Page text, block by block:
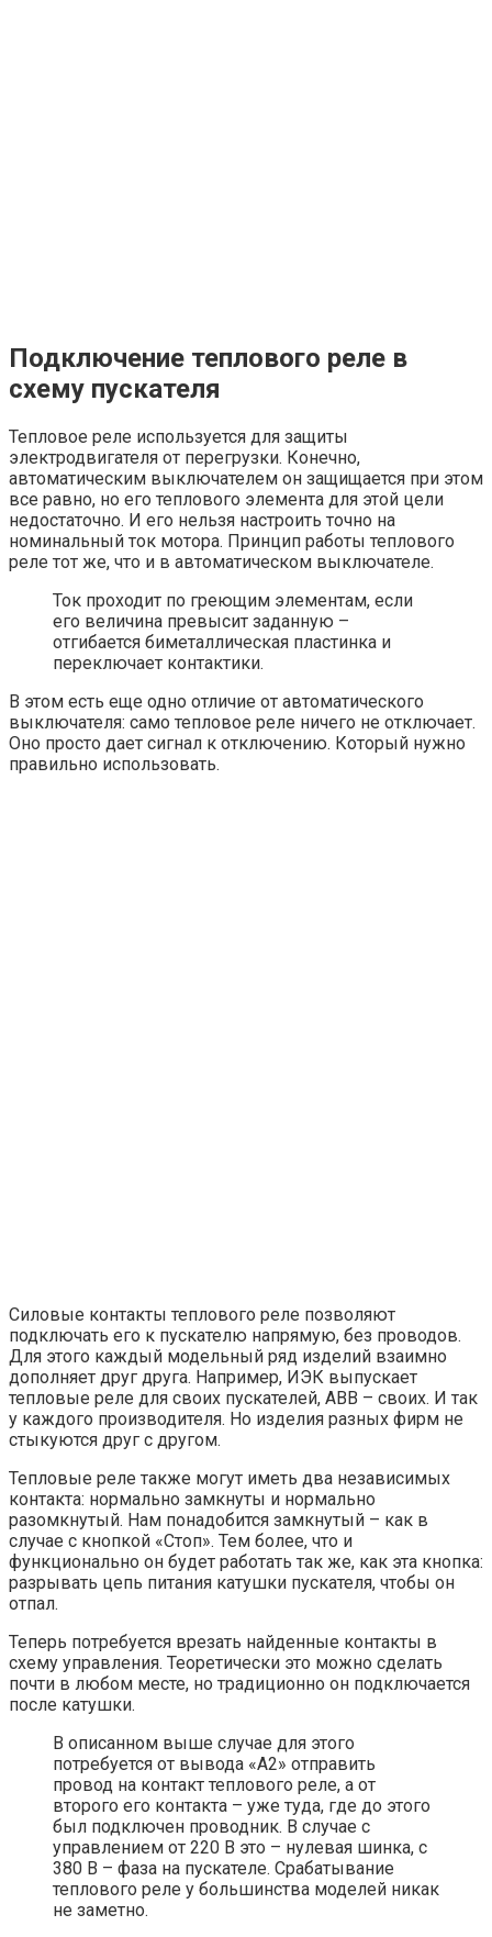
Подключение теплового реле в
схему пускателя
Тепловое реле используется для защиты
электродвигателя от перегрузки. Конечно,
автоматическим выключателем он защищается при этом
все равно, но его теплового элемента для этой цели
недостаточно. И его нельзя настроить точно на
номинальный ток мотора. Принцип работы теплового
реле тот же, что и в автоматическом выключателе.
Ток проходит по греющим элементам, если
его величина превысит заданную –
отгибается биметаллическая пластинка и
переключает контактики.
В этом есть еще одно отличие от автоматического
выключателя: само тепловое реле ничего не отключает.
Оно просто дает сигнал к отключению. Который нужно
правильно использовать.
Силовые контакты теплового реле позволяют
подключать его к пускателю напрямую, без проводов.
Для этого каждый модельный ряд изделий взаимно
дополняет друг друга. Например, ИЭК выпускает
тепловые реле для своих пускателей, АВВ – своих. И так
у каждого производителя. Но изделия разных фирм не
стыкуются друг с другом.
Тепловые реле также могут иметь два независимых
контакта: нормально замкнуты и нормально
разомкнутый. Нам понадобится замкнутый – как в
случае с кнопкой «Стоп». Тем более, что и
функционально он будет работать так же, как эта кнопка:
разрывать цепь питания катушки пускателя, чтобы он
отпал.
Теперь потребуется врезать найденные контакты в
схему управления. Теоретически это можно сделать
почти в любом месте, но традиционно он подключается
после катушки.
В описанном выше случае для этого
потребуется от вывода «А2» отправить
провод на контакт теплового реле, а от
второго его контакта – уже туда, где до этого
был подключен проводник. В случае с
управлением от 220 В это – нулевая шинка, с
380 В – фаза на пускателе. Срабатывание
теплового реле у большинства моделей никак
не заметно.